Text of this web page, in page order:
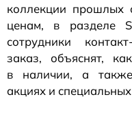
коллекции прошлых
ценам, в разделе
сотрудники
заказ, объяснят,
в наличии, а
акциях и